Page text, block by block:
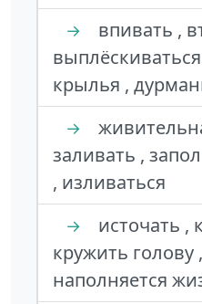
→
впивать ,
крылья ,
→
заливать ,
, изливаться
→
источать ,
кружить голову
наполняется